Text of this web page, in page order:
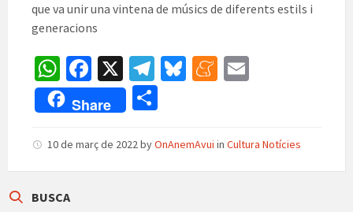
que va unir una vintena de músics de diferents estils i
generacions
W
h
at
sA
p
p
Fa
ce
b
o
o
X
Te
le
gr
a
m
Bl
ky
M
ea
m
l
Share
m
p
10 de març de 2022byOnAnemAvui in Cultura Notícies
BUSCA